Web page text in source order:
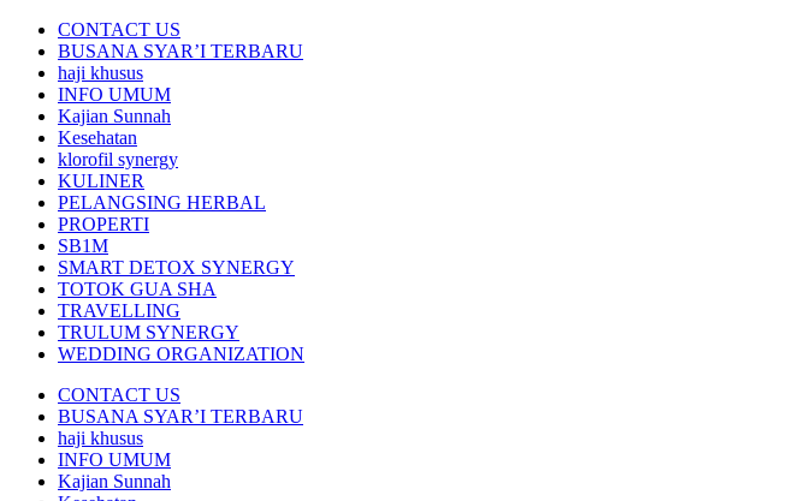
CONTACT US
BUSANA SYAR’I TERBARU
haji khusus
INFO UMUM
Kajian Sunnah
Kesehatan
klorofil synergy
KULINER
PELANGSING HERBAL
PROPERTI
SB1M
SMART DETOX SYNERGY
TOTOK GUA SHA
TRAVELLING
TRULUM SYNERGY
WEDDING ORGANIZATION
CONTACT US
BUSANA SYAR’I TERBARU
haji khusus
INFO UMUM
Kajian Sunnah